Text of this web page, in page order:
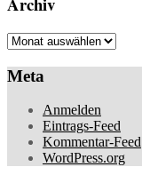
Archiv
Meta
Anmelden
Eintrags-Feed
Kommentar-Feed
WordPress.org